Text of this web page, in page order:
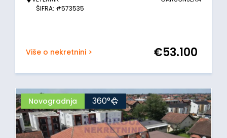
ŠIFRA: #573535
Više o nekretnini > €53.100
Novogradnja 360°